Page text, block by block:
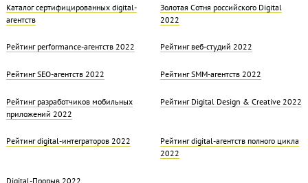
Каталог сертифицированных digital-
агентств
Золотая Cотня российского Digital
2022
Рейтинг performance-агентств 2022 Рейтинг веб-студий 2022
Рейтинг SEO-агентств 2022 Рейтинг SMM-агентств 2022
Рейтинг разработчиков мобильных
приложений 2022
Рейтинг Digital Design & Creative 2022
Рейтинг digital-интеграторов 2022
Рейтинг digital-агентств полного цикла
2022
Digital-Прорыв 2022